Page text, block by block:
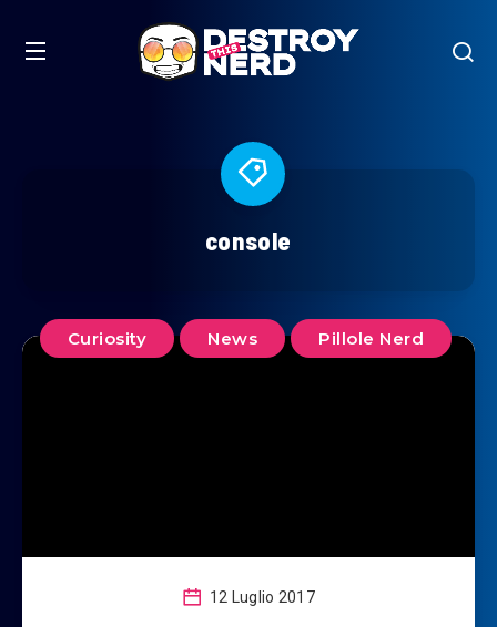
console
Curiosity News Pillole Nerd
12 Luglio 2017